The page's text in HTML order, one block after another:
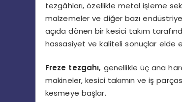
tezgâhları, özellikle metal işleme
malzemeler ve diğer bazı
açıda dönen bir kesici takım
hassasiyet ve kaliteli sonuçlar elde
Freze tezgahı, genellikle üç ana
makineler, kesici takımın ve iş
kesmeye başlar.